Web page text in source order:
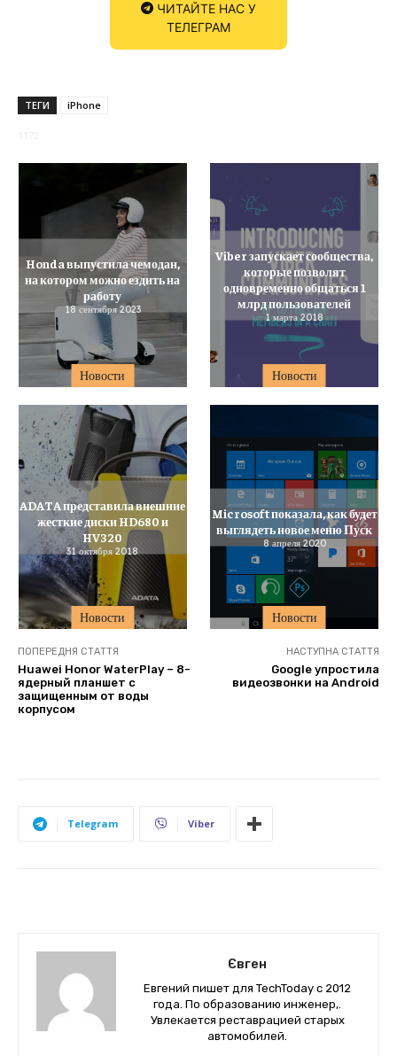
ЧИТАЙТЕ НАС У
ТЕЛЕГРАМ
ТЕГИ iPhone
Новости
Honda выпустила чемодан,
на котором можно ездить на
работу
18 сентября 2023
Новости
Viber запускает сообщества,
которые позволят
одновременно общаться 1
млрд пользователей
1 марта 2018
Новости
ADATA представила внешние
жесткие диски HD680 и
HV320
31 октября 2018
Новости
Microsoft показала, как будет
выглядеть новое меню Пуск
8 апреля 2020
ПОПЕРЕДНЯ СТАТТЯ
Huawei Honor WaterPlay – 8-
ядерный планшет с
защищенным от воды
корпусом
НАСТУПНА СТАТТЯ
Google упростила
видеозвонки на Android
Telegram Viber
Євген
Евгений пишет для TechToday с 2012
года. По образованию инженер,.
Увлекается реставрацией старых
автомобилей.